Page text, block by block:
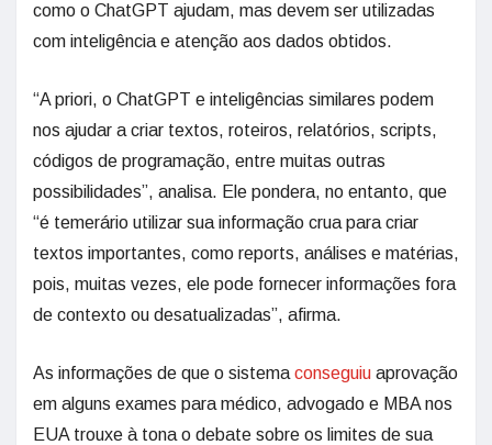
como o ChatGPT ajudam, mas devem ser utilizadas
com inteligência e atenção aos dados obtidos.
“A priori, o ChatGPT e inteligências similares podem
nos ajudar a criar textos, roteiros, relatórios, scripts,
códigos de programação, entre muitas outras
possibilidades”, analisa. Ele pondera, no entanto, que
“é temerário utilizar sua informação crua para criar
textos importantes, como reports, análises e matérias,
pois, muitas vezes, ele pode fornecer informações fora
de contexto ou desatualizadas”, afirma.
As informações de que o sistema conseguiu aprovação
em alguns exames para médico, advogado e MBA nos
EUA trouxe à tona o debate sobre os limites de sua